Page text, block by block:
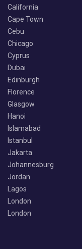
California
Cape Town
Cebu
Chicago
Cyprus
Dubai
Edinburgh
Florence
Glasgow
Hanoi
Islamabad
Istanbul
Jakarta
Johannesburg
Jordan
Lagos
London
London